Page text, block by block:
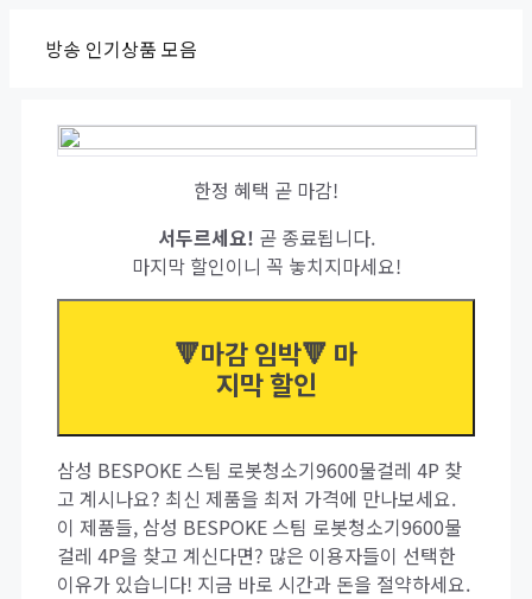
방송 인기상품 모음
한정 혜택 곧 마감!
서두르세요! 곧 종료됩니다.
마지막 할인이니 꼭 놓치지마세요!
🔻마감 임박🔻 마
지막 할인
삼성 BESPOKE 스팀 로봇청소기9600물걸레 4P 찾
고 계시나요? 최신 제품을 최저 가격에 만나보세요.
이 제품들, 삼성 BESPOKE 스팀 로봇청소기9600물
걸레 4P을 찾고 계신다면? 많은 이용자들이 선택한
이유가 있습니다! 지금 바로 시간과 돈을 절약하세요.